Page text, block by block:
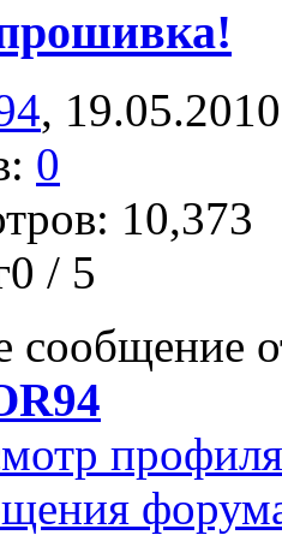
,
0
10,373
/ 5
сообщение
профиля